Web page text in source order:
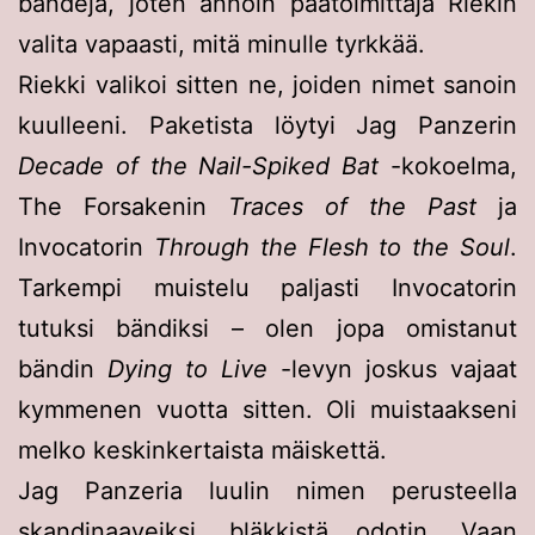
valita vapaasti, mitä minulle tyrkkää.
Riekki valikoi sitten ne, joiden nimet sanoin
kuulleeni. Paketista löytyi Jag Panzerin
Decade of the Nail-Spiked Bat -kokoelma,
The Forsakenin Traces of the Past ja
Invocatorin Through the Flesh to the Soul.
Tarkempi muistelu paljasti Invocatorin
tutuksi bändiksi – olen jopa omistanut
bändin Dying to Live -levyn joskus vajaat
kymmenen vuotta sitten. Oli muistaakseni
melko keskinkertaista mäiskettä.
Jag Panzeria luulin nimen perusteella